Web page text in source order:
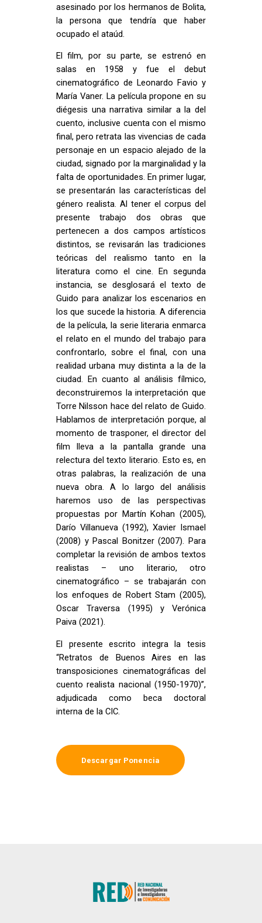
asesinado por los hermanos de Bolita,
la persona que tendría que haber
ocupado el ataúd.
El film, por su parte, se estrenó en
salas en 1958 y fue el debut
cinematográfico de Leonardo Favio y
María Vaner. La película propone en su
diégesis una narrativa similar a la del
cuento, inclusive cuenta con el mismo
final, pero retrata las vivencias de cada
personaje en un espacio alejado de la
ciudad, signado por la marginalidad y la
falta de oportunidades. En primer lugar,
se presentarán las características del
género realista. Al tener el corpus del
presente trabajo dos obras que
pertenecen a dos campos artísticos
distintos, se revisarán las tradiciones
teóricas del realismo tanto en la
literatura como el cine. En segunda
instancia, se desglosará el texto de
Guido para analizar los escenarios en
los que sucede la historia. A diferencia
de la película, la serie literaria enmarca
el relato en el mundo del trabajo para
confrontarlo, sobre el final, con una
realidad urbana muy distinta a la de la
ciudad. En cuanto al análisis fílmico,
deconstruiremos la interpretación que
Torre Nilsson hace del relato de Guido.
Hablamos de interpretación porque, al
momento de trasponer, el director del
film lleva a la pantalla grande una
relectura del texto literario. Esto es, en
otras palabras, la realización de una
nueva obra. A lo largo del análisis
haremos uso de las perspectivas
propuestas por Martín Kohan (2005),
Darío Villanueva (1992), Xavier Ismael
(2008) y Pascal Bonitzer (2007). Para
completar la revisión de ambos textos
realistas – uno literario, otro
cinematográfico – se trabajarán con
los enfoques de Robert Stam (2005),
Oscar Traversa (1995) y Verónica
Paiva (2021).
El presente escrito integra la tesis
“Retratos de Buenos Aires en las
transposiciones cinematográficas del
cuento realista nacional (1950-1970)”,
adjudicada como beca doctoral
interna de la CIC.
Descargar Ponencia